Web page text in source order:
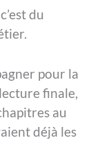
du
pour la
finale,
au
déjà les